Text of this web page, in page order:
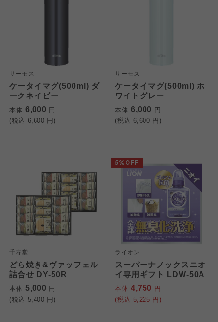
サーモス
ケータイマグ(500ml) ダ
ークネイビー
本体 6,000 円
(税込 6,600 円)
サーモス
ケータイマグ(500ml) ホ
ワイトグレー
本体 6,000 円
(税込 6,600 円)
千寿堂
どら焼き&ヴァッフェル
詰合せ DY-50R
本体 5,000 円
(税込 5,400 円)
ライオン
スーパーナノックスニオ
イ専用ギフト LDW-50A
本体 4,750 円
(税込 5,225 円)
5%OFF